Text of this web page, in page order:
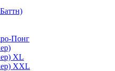
Понг
XL
XXL